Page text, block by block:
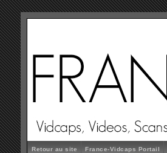
Retour au site France-Vidcaps Portail